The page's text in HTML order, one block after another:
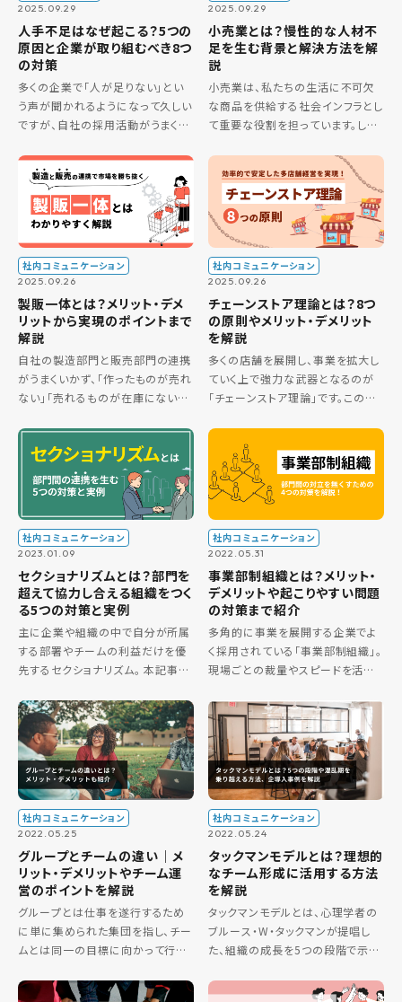
2025.09.29
人手不足はなぜ起こる？5つの
原因と企業が取り組むべき8つ
の対策
多くの企業で「人が足りない」とい
う声が聞かれるようになって久しい
ですが、自社の採用活動がうまくい
る中で、この問題の根深さを実感し
ている経営者や人事担当者の方も
多いのではないでしょうか。人手
[…]
2025.09.29
小売業とは？慢性的な人材不
足を生む背景と解決方法を解
説
小売業は、私たちの生活に不可欠
な商品を供給する社会インフラとし
て重要な役割を担っています。しか
減少といった外部環境の変化を受
け、多くの企業が変革の必要性に
迫られています。 特に現場のマネ
ジ […]
社内コミュニケーション
2025.09.26
製販一体とは？メリット・デメ
リットから実現のポイントまで
解説
自社の製造部門と販売部門の連携
がうまくいかず、「作ったものが売れ
ない」「売れるものが在庫にない」
んでいませんか。その課題を解決す
る鍵が、製造と販売の垣根を越え
て協力する「製販一体」の体制です
[…]
社内コミュニケーション
2025.09.26
チェーンストア理論とは？8つ
の原則やメリット・デメリット
を解説
多くの店舗を展開し、事業を拡大し
ていく上で強力な武器となるのが
「チェーンストア理論」です。この理
率的で安定した多店舗経営を実現
するための体系的な仕組みを示し
ています。 この記事では、チェー
[…]
社内コミュニケーション
2023.01.09
セクショナリズムとは？部門を
超えて協力し合える組織をつく
る5つの対策と実例
主に企業や組織の中で自分が所属
する部署やチームの利益だけを優
先するセクショナリズム。 本記事で
や企業に及ぼす弊害を追求します。
またセクショナリズムの対策方法や
実際の企業の取り組み事例につい
[…]
社内コミュニケーション
2022.05.31
事業部制組織とは？メリット・
デメリットや起こりやすい問題
の対策まで紹介
多角的に事業を展開する企業でよ
く採用されている「事業部制組織」。
現場ごとの裁量やスピードを活か
や情報の分断といった課題も起き
やすいのが問題でもあります。 本記
事では事業部制組織の特徴や、実
[…]
社内コミュニケーション
2022.05.25
グループとチームの違い｜メ
リット・デメリットやチーム運
営のポイントを解説
グループとは仕事を遂行するため
に単に集められた集団を指し、チー
ムとは同一の目標に向かって行動
士ですが、厳密には異なる言葉と
社内コミュニケーション
2022.05.24
タックマンモデルとは？理想的
なチーム形成に活用する方法
を解説
タックマンモデルとは、心理学者の
ブルース・W・タックマンが提唱し
た、組織の成長を5つの段階で示し
は、形成期、混乱期、統一期、機能